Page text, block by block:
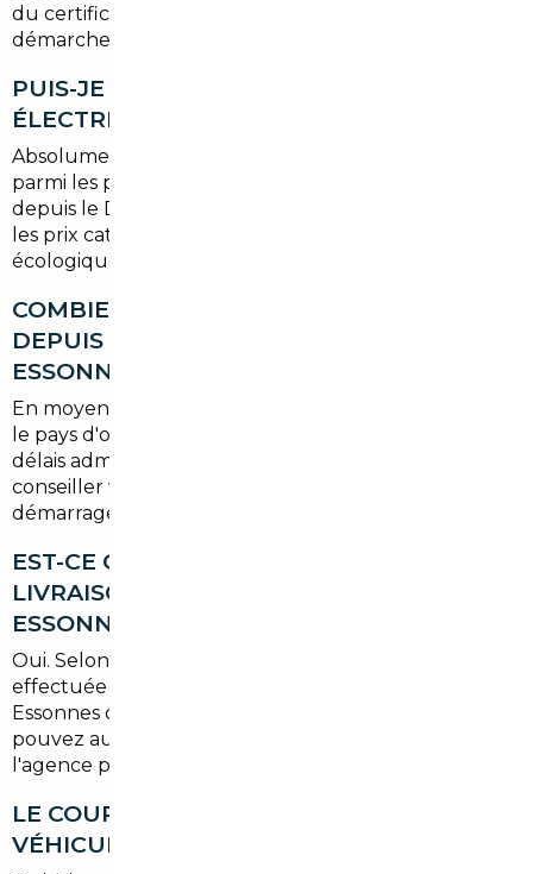
du certificat de conformité et de toutes les
démarches douanières si nécessaire.
PUIS-JE IMPORTER UNE VOITURE
ÉLECTRIQUE DEPUIS L'EUROPE ?
Absolument. Les véhicules électriques sont même
parmi les plus intéressants à importer, notamment
depuis le Danemark, le Portugal ou l'Allemagne, où
les prix catalogue sont souvent inférieurs. Le bonus
écologique français reste applicable sous conditions.
COMBIEN DE TEMPS DURE UN IMPORT
DEPUIS L'EUROPE VERS CORBEIL-
ESSONNES ?
En moyenne, comptez entre
le pays d'origine, la disponibilité du véhicule et les
délais administratifs d'immatriculation. Votre
conseiller vous donne une estimation précise au
démarrage du projet.
EST-CE QUE JE PEUX CHOISIR LA
LIVRAISON À DOMICILE À CORBEIL-
ESSONNES ?
Oui. Selon l'option choisie, la livraison peut être
effectuée directement à votre adresse à Corbeil-
Essonnes ou dans le département de l'Essonne. Vous
pouvez aussi choisir de récupérer votre véhicule à
l'agence parisienne.
LE COURTIER PEUT-IL TROUVER DES
VÉHICULES D'OCCASION IMPORTÉS ?